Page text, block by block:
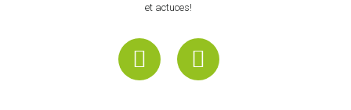
et actuces!